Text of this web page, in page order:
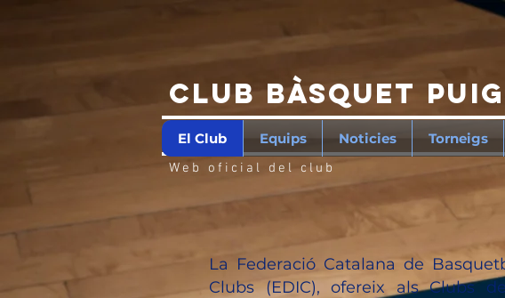
Club Bàsquet
El Club Equips Noticies Torneigs
Web oficial del club
La Federació Catalana de
Clubs (EDIC), ofereix als Clubs